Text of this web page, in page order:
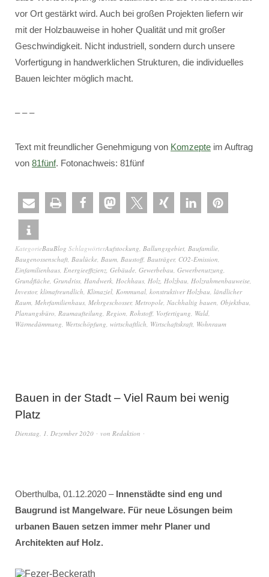
vor Ort gestärkt wird. Auch bei großen Projekten liefern wir
mit der Holzbauweise in hoher Qualität und mit großer
Geschwindigkeit. Nicht industriell, sondern durch unsere
Vorfertigung in handwerklichen Strukturen, die individuelles
Bauen leichter möglich macht.
– – –
Text mit freundlicher Genehmigung von Komzepte im Auftrag
von 81fünf. Fotonachweis: 81fünf
KategorieBauBlog SchlagwörterAufstockung, Ballungsgebiet, Baufamilie,
Baugenossenschaft, Baulücke, Baum, Baustoff, Bauträger, CO2-Emission,
Einfamilienhaus, Energieeffizienz, Gebäude, Gewerbebau, Gewerbenutzung,
Grundfläche, Grundriss, Handwerk, Hochhaus, Holz, Holzbau, Holzrahmenbauweise,
Investor, klimafreundlich, Klimaziel, Kommunal, konstruktiver Holzbau, ländlicher
Raum, Mehrfamilienhaus, Mehrgeschosser, Metropole, Nachhaltig bauen, Objektbau,
Planungsbüro, Raumaufteilung, Region, Rohstoff, Vorfertigung, Wald,
Wärmedämmung, Wertschöpfung, wirtschaftlich, Wirtschaftskraft, Wohnraum
Bauen in der Stadt – Viel Raum bei wenig
Platz
Dienstag, 1. Dezember 2020 von Redaktion
Oberthulba, 01.12.2020 –Innenstädte sind eng und
Baugrund ist Mangelware. Für neue Lösungen beim
urbanen Bauen setzen immer mehr Planer und
Architekten auf Holz.